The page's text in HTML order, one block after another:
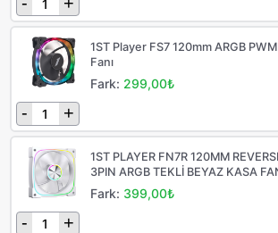
1ST Player FS7 120mm ARGB
Fanı
Fark: 299,00₺
- +
1ST PLAYER FN7R 120MM
3PIN ARGB TEKLİ BEYAZ KASA
Fark: 399,00₺
- +